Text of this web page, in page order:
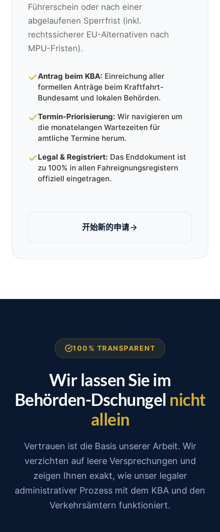
Führerschein oder nach einer
abgelaufenen Sperrfrist (inkl.
rechtssicherer EU-Alternativen nach
MPU-Fristen).
Antrag beim KBA: Einreichung aller
formellen Anträge beim Kraftfahrt-
Bundesamt und lokalen Behörden.
Termin-Priorisierung: Wir navigieren um
die monatelangen Wartezeiten für
amtliche Termine herum.
Legal & Registriert: Das Enddokument ist
zu 100% in allen Fahreignungsregistern
offiziell eingetragen.
开始新的申请
100% TRANSPARENT
Wir lassen Sie im
Behörden-Dschungel nicht
allein
Vertrauen ist die Basis unserer Arbeit. Wir
verzichten auf leere Versprechungen und
zeigen Ihnen exakt, wie unser legaler
administrativer Prozess mit dem KBA und den
Verkehrsämtern funktioniert.